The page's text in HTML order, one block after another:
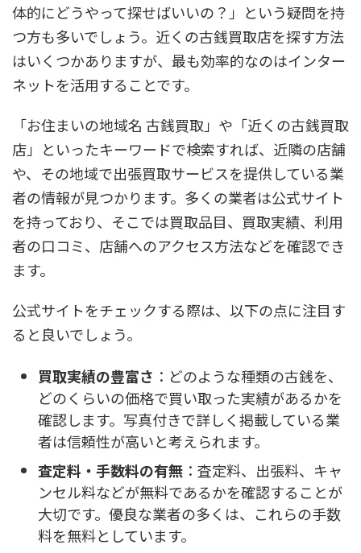
体的にどうやって探せばいいの？」という疑問を持
つ方も多いでしょう。近くの古銭買取店を探す方法
はいくつかありますが、最も効率的なのはインター
ネットを活用することです。
「お住まいの地域名 古銭買取」や「近くの古銭買取
店」といったキーワードで検索すれば、近隣の店舗
や、その地域で出張買取サービスを提供している業
者の情報が見つかります。多くの業者は公式サイト
を持っており、そこでは買取品目、買取実績、利用
者の口コミ、店舗へのアクセス方法などを確認でき
ます。
公式サイトをチェックする際は、以下の点に注目す
ると良いでしょう。
買取実績の豊富さ ：どのような種類の古銭を、
どのくらいの価格で買い取った実績があるかを
確認します。写真付きで詳しく掲載している業
者は信頼性が高いと考えられます。
査定料・手数料の有無 ：査定料、出張料、キャ
ンセル料などが無料であるかを確認することが
大切です。優良な業者の多くは、これらの手数
料を無料としています。